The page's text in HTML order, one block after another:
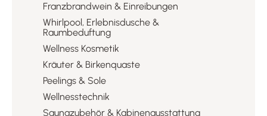
Franzbrandwein & Einreibungen​
Whirlpool, Erlebnisdusche &
Raumbeduftung​
Wellness Kosmetik​
Kräuter & Birkenquaste​
Peelings & Sole​
Wellnesstechnik​
Saunazubehör & Kabinenausstattung​